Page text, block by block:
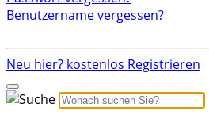
Benutzername vergessen?
Neu hier? kostenlos Registrieren